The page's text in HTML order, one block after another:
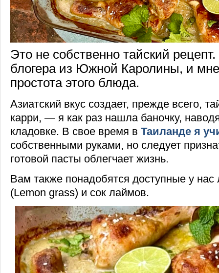
Это не собственно тайский
блогера из Южной Каролины, и
простота этого блюда.
Азиатский вкус создает, прежде всего,
карри, — я как раз нашла баночку,
кладовке. В свое время в Таиланде я
собственными руками, но следует
готовой пасты облегчает жизнь.
Вам также понадобятся доступные у нас
(Lemon grass) и сок лаймов.